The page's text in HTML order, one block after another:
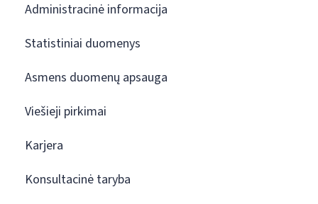
Administracinė informacija
Statistiniai duomenys
Asmens duomenų apsauga
Viešieji pirkimai
Karjera
Konsultacinė taryba